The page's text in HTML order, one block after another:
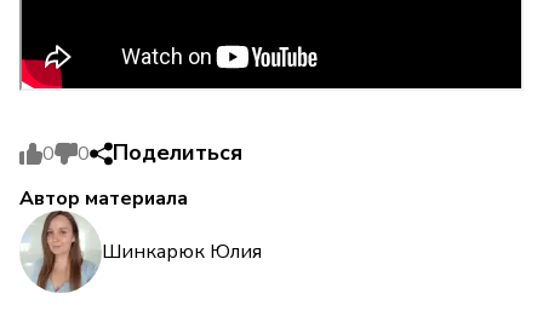
0 0 Поделиться
Автор материала
Шинкарюк Юлия